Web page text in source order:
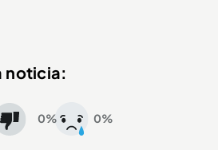
noticia:
0% 0%